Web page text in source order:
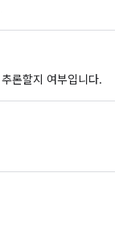
추론할지 여부입니다.